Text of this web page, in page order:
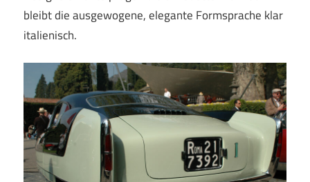
bleibt die ausgewogene, elegante Formsprache klar
italienisch.